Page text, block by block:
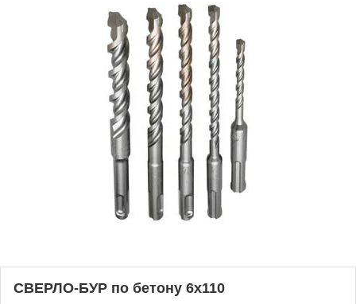
СВЕРЛО-БУР по бетону 6х110